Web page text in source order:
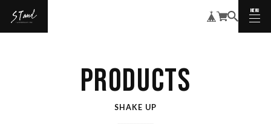
MENU
CLOSE
PRODUCTS
SHAKE UP